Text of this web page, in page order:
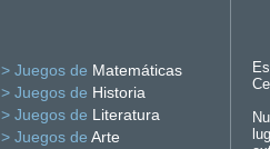
> Juegos de Matemáticas
> Juegos de Historia
> Juegos de Literatura
> Juegos de Arte